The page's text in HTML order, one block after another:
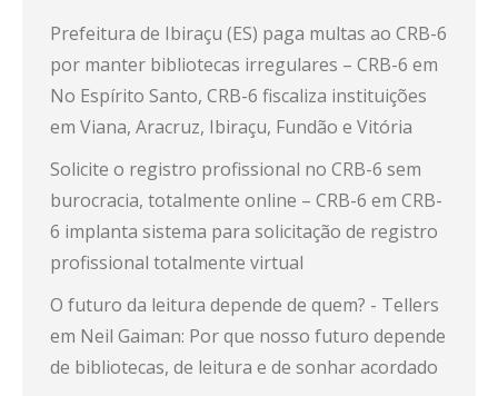
Prefeitura de Ibiraçu (ES) paga multas ao CRB-6
por manter bibliotecas irregulares – CRB-6 em
No Espírito Santo, CRB-6 fiscaliza instituições
em Viana, Aracruz, Ibiraçu, Fundão e Vitória
Solicite o registro profissional no CRB-6 sem
burocracia, totalmente online – CRB-6 em CRB-
6 implanta sistema para solicitação de registro
profissional totalmente virtual
O futuro da leitura depende de quem? - Tellers
em Neil Gaiman: Por que nosso futuro depende
de bibliotecas, de leitura e de sonhar acordado